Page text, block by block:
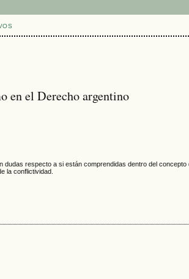
en el Derecho argentino
respecto a si están comprendidas dentro del
la conflictividad.